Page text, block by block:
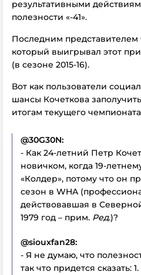
результативными
полезности «-41».
Последним представителем
который выигрывал этот
(в сезоне 2015-16).
Вот как пользователи
шансы Кочеткова
итогам текущего
@30G30N:
- Как 24-летний Петр
новичком, когда 19-
«Колдер», потому что он
сезон в WHA
действовавшая в
1979 год – прим. Ред.)?
@siouxfan28:
- Я не думаю, что
так что придется сказать: